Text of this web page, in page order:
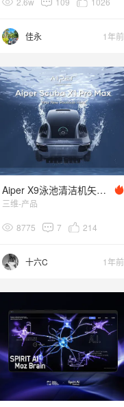
佳永 1年前
Aiper X9泳池清洁机矢量喷口
三维-产品
8775 7 214
十六C 1年前